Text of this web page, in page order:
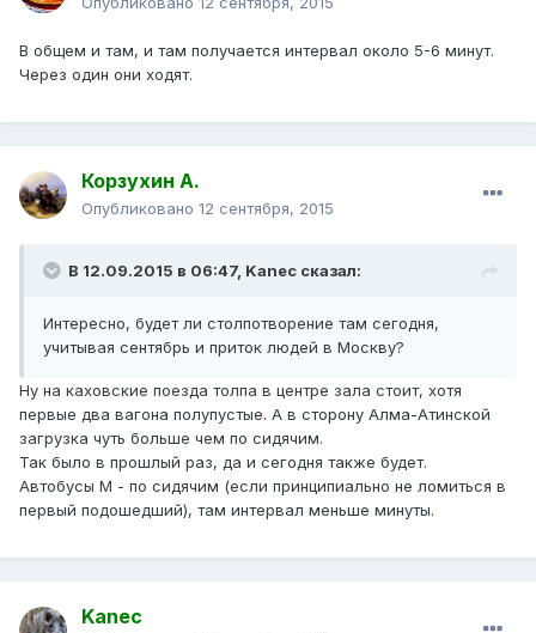
В общем и там, и там получается интервал около 5-6 минут.
Через один они ходят.
Корзухин А.
Опубликовано 12 сентября, 2015
В 12.09.2015 в 06:47, Kanec сказал:
Интересно, будет ли столпотворение там сегодня,
учитывая сентябрь и приток людей в Москву?
Ну на каховские поезда толпа в центре зала стоит, хотя
первые два вагона полупустые. А в сторону Алма-Атинской
загрузка чуть больше чем по сидячим.
Так было в прошлый раз, да и сегодня также будет.
Автобусы М - по сидячим (если принципиально не ломиться в
первый подошедший), там интервал меньше минуты.
Kanec